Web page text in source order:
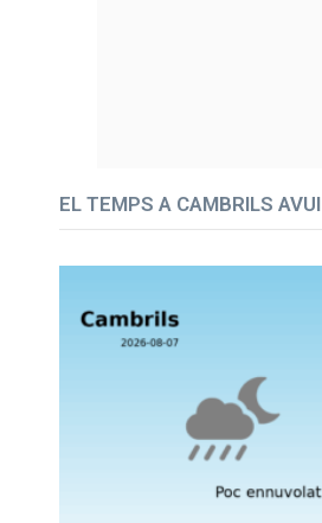
EL TEMPS A CAMBRILS AVUI